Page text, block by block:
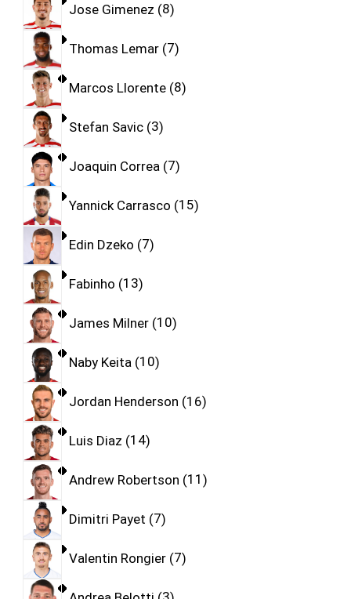
Jose Gimenez 8
Thomas Lemar 7
Marcos Llorente 8
Stefan Savic 3
Joaquin Correa 7
Yannick Carrasco 15
Edin Dzeko 7
Fabinho 13
James Milner 10
Naby Keita 10
Jordan Henderson 16
Luis Diaz 14
Andrew Robertson 11
Dimitri Payet 7
Valentin Rongier 7